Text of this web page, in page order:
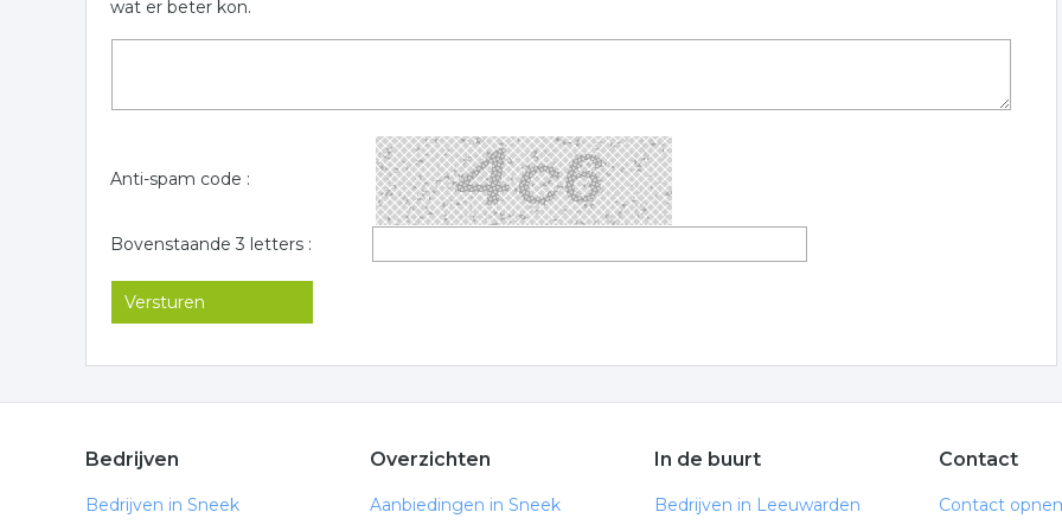
wat er beter kon.
Anti-spam code :
Bovenstaande 3 letters :
Bedrijven
Bedrijven in Sneek
Overzichten
Aanbiedingen in Sneek
In de buurt
Bedrijven in Leeuwarden
Contact
Contact